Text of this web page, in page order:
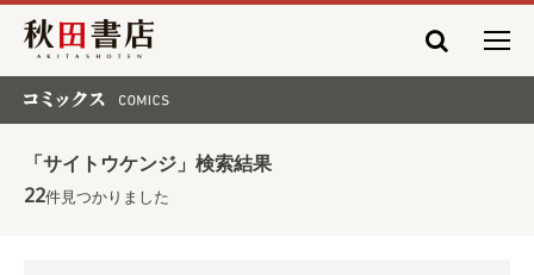
秋田書店
「サイトウケンジ」検索結果
22件見つかりました